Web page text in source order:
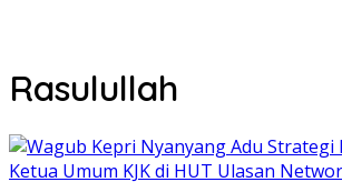
Rasulullah